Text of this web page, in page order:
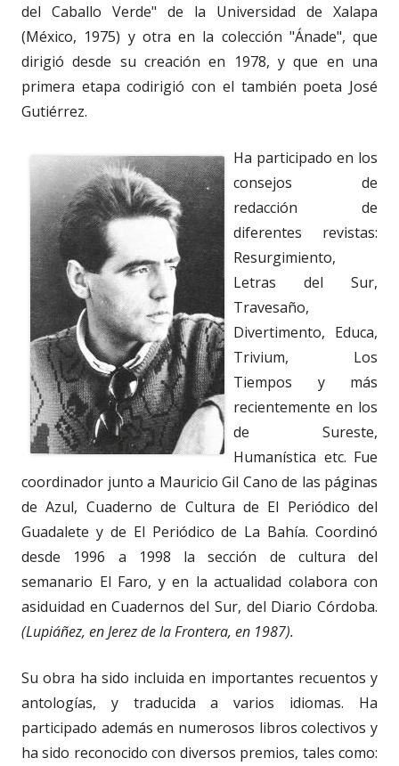
del Caballo Verde" de la Universidad de Xalapa
(México, 1975) y otra en la colección "Ánade", que
dirigió desde su creación en 1978, y que en una
primera etapa codirigió con el también poeta José
Gutiérrez.
Ha participado en los
consejos de
redacción de
diferentes revistas:
Resurgimiento,
Letras del Sur,
Travesaño,
Divertimento, Educa,
Trivium, Los
Tiempos y más
recientemente en los
de Sureste,
Humanística etc. Fue
coordinador junto a Mauricio Gil Cano de las páginas
de Azul, Cuaderno de Cultura de El Periódico del
Guadalete y de El Periódico de La Bahía. Coordinó
desde 1996 a 1998 la sección de cultura del
semanario El Faro, y en la actualidad colabora con
asiduidad en Cuadernos del Sur, del Diario Córdoba.
(Lupiáñez, en Jerez de la Frontera, en 1987).
Su obra ha sido incluida en importantes recuentos y
antologías, y traducida a varios idiomas. Ha
participado además en numerosos libros colectivos y
ha sido reconocido con diversos premios, tales como: